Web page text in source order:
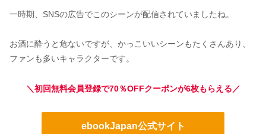
一時期、SNSの広告でこのシーンが配信されていましたね。
お酒に酔うと危ないですが、かっこいいシーンもたくさんあり、
ファンも多いキャラクターです。
＼初回無料会員登録で70％OFFクーポンが6枚もらえる／
ebookJapan公式サイト